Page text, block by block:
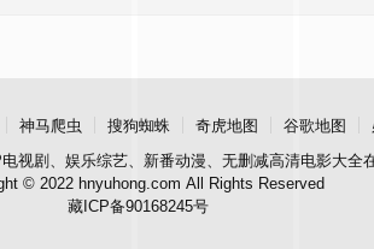
神马爬虫 搜狗蜘蛛 奇虎地图 谷歌地图
视剧、娱乐综艺、新番动漫、无删减高清电影大全
© 2022 hnyuhong.com All Rights Reserved
藏ICP备90168245号